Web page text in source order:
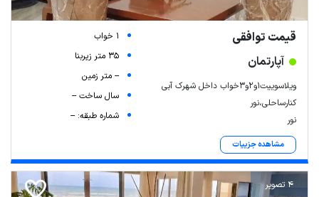
قیمت توافقی
آپارتمان
ویلاسوییت۱و۲و۳خواب داخل شهرک آبی
کنارساحلی،نور
نور
مشاهده جزییات
1 خواب
35 متر زیربنا
-- متر زمین
سال ساخت --
شماره طبقه: --
4 تصویر